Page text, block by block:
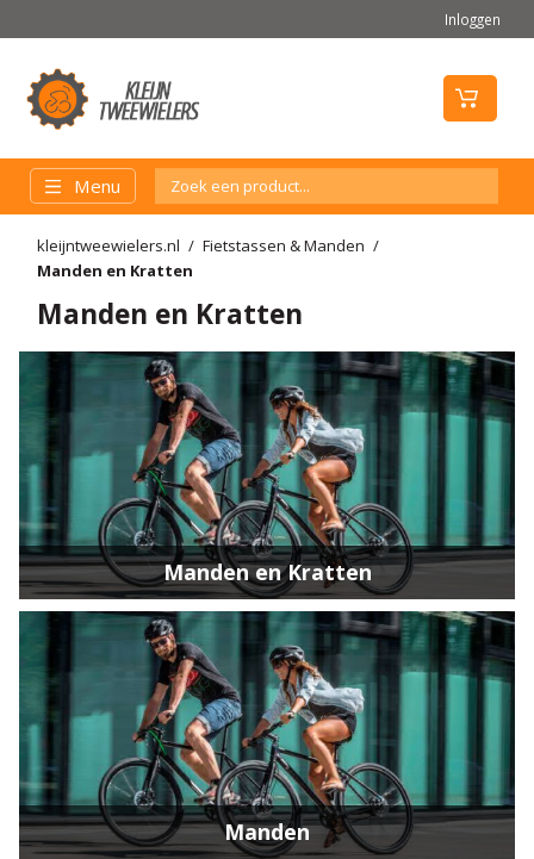
Inloggen
Menu
kleijntweewielers.nl
Fietstassen & Manden
Manden en Kratten
Manden en Kratten
Manden en Kratten
Manden